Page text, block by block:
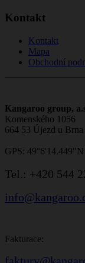
Kontakt
Kontakt
Mapa
Obchodní
Kangaroo group,
Komenského 1056
664 53 Újezd u Brna
GPS:
Tel.: +420 544
Fakturace: